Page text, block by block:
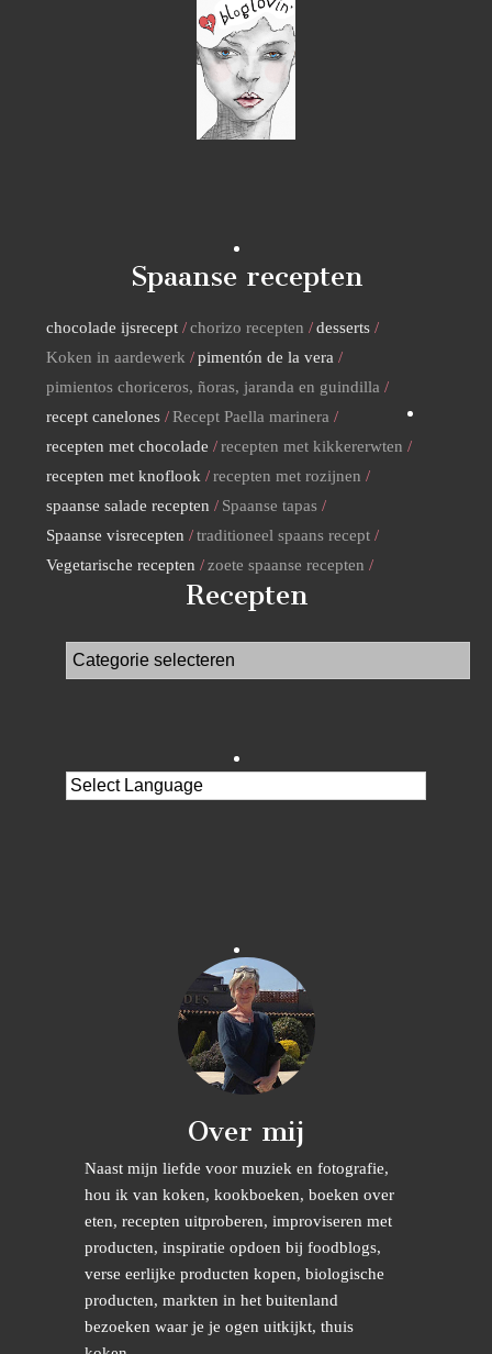
Spaanse recepten
chocolade ijsrecept chorizo recepten
desserts
Koken in aardewerk
pimentón de la vera
pimientos choriceros, ñoras, jaranda en guindilla
recept canelones
Recept Paella marinera
recepten met chocolade
recepten met kikkererwten
recepten met knoflook
recepten met rozijnen
spaanse salade recepten
Spaanse tapas
Spaanse visrecepten
traditioneel spaans recept
Vegetarische recepten
zoete spaanse recepten
Recepten
Over mij
Naast mijn liefde voor muziek en fotografie,
hou ik van koken, kookboeken, boeken over
eten, recepten uitproberen, improviseren met
producten, inspiratie opdoen bij foodblogs,
verse eerlijke producten kopen, biologische
producten, markten in het buitenland
bezoeken waar je je ogen uitkijkt, thuis